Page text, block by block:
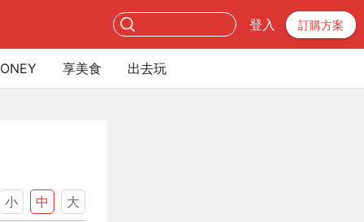
登入 訂購方案
享美食 出去玩
小 中 大